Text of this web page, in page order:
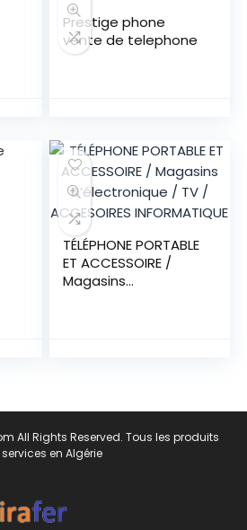
Prestige phone
vente de telephone
TÉLÉPHONE PORTABLE
ET ACCESSOIRE /
Magasins
All Rights Reserved. Tous les produits
en Algérie